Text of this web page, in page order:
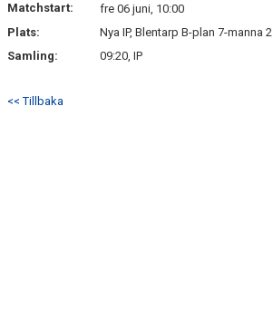
Matchstart:
fre 06 juni, 10:00
Plats:
Nya IP, Blentarp B-plan 7-manna 2
Samling:
09:20, IP
<< Tillbaka